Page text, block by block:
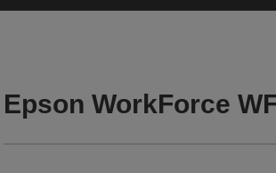
Epson WorkForce